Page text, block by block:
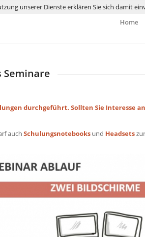
Home
Seminare
durchgeführt. Sollten Sie Interesse
auch Schulungsnotebooks und Headsets
unserer Dienste erklären Sie sich damit